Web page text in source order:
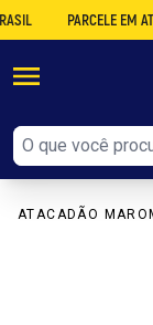
PARCELE EM ATÉ
ATACADÃO